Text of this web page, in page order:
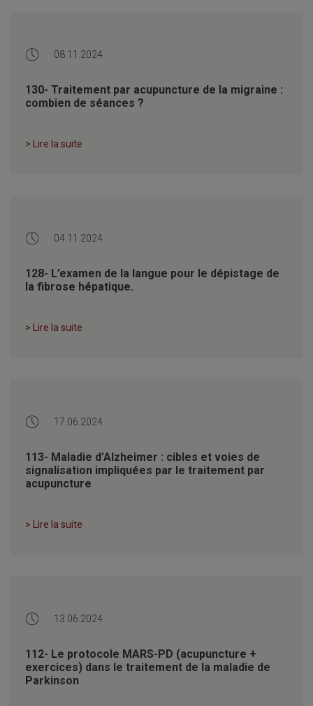
08.11.2024
130- Traitement par acupuncture de la migraine :
combien de séances ?
> Lire la suite
04.11.2024
128- L’examen de la langue pour le dépistage de
la fibrose hépatique.
> Lire la suite
17.06.2024
113- Maladie d’Alzheimer : cibles et voies de
signalisation impliquées par le traitement par
acupuncture
> Lire la suite
13.06.2024
112- Le protocole MARS-PD (acupuncture +
exercices) dans le traitement de la maladie de
Parkinson